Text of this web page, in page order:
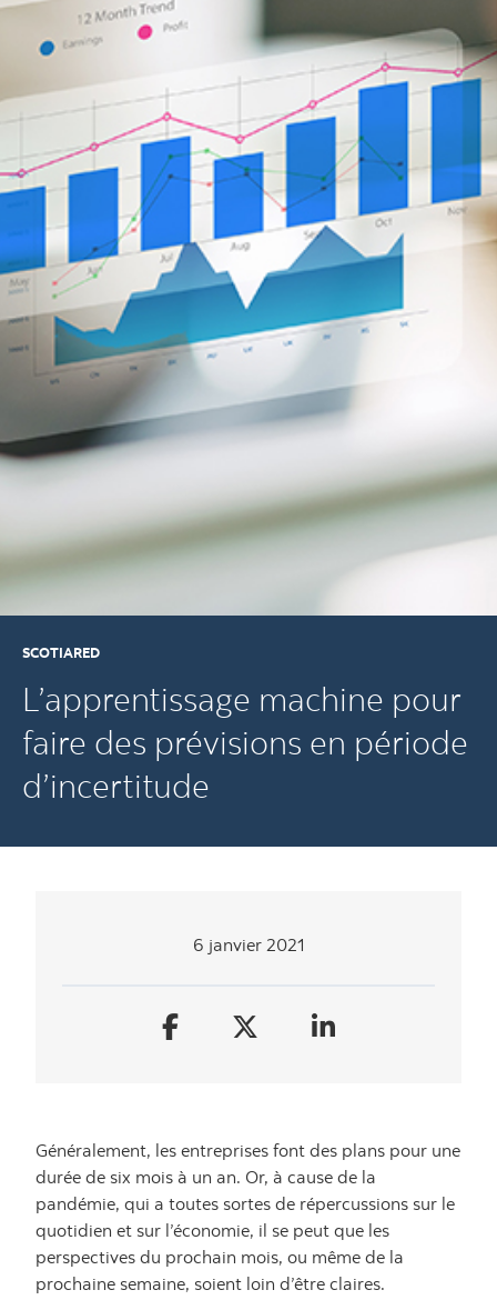
SCOTIARED
L’apprentissage machine pour
faire des prévisions en période
d’incertitude
6 janvier 2021
Généralement, les entreprises font des plans pour une
durée de six mois à un an. Or, à cause de la
pandémie, qui a toutes sortes de répercussions sur le
quotidien et sur l’économie, il se peut que les
perspectives du prochain mois, ou même de la
prochaine semaine, soient loin d’être claires.